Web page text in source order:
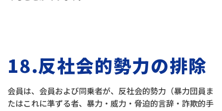
18.反社会的勢力の排除
会員は、会員および同乗者が、反社会的勢力（暴力団員ま
たはこれに準ずる者、暴力・威力・脅迫的言辞・詐欺的手